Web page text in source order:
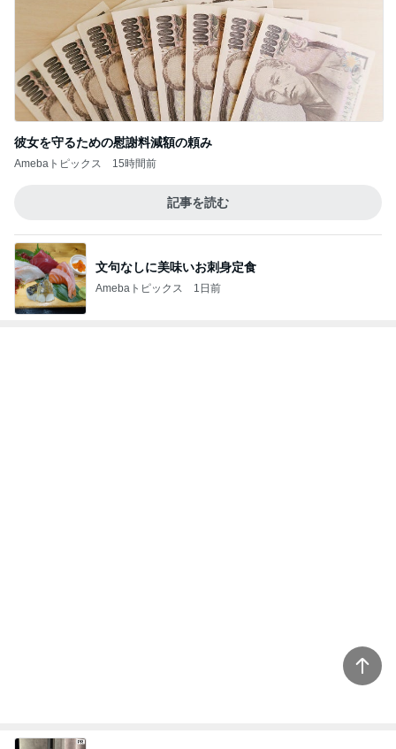
彼女を守るための慰謝料減額の頼み
Amebaトピックス 15時間前
記事を読む
文句なしに美味いお刺身定食
Amebaトピックス 1日前